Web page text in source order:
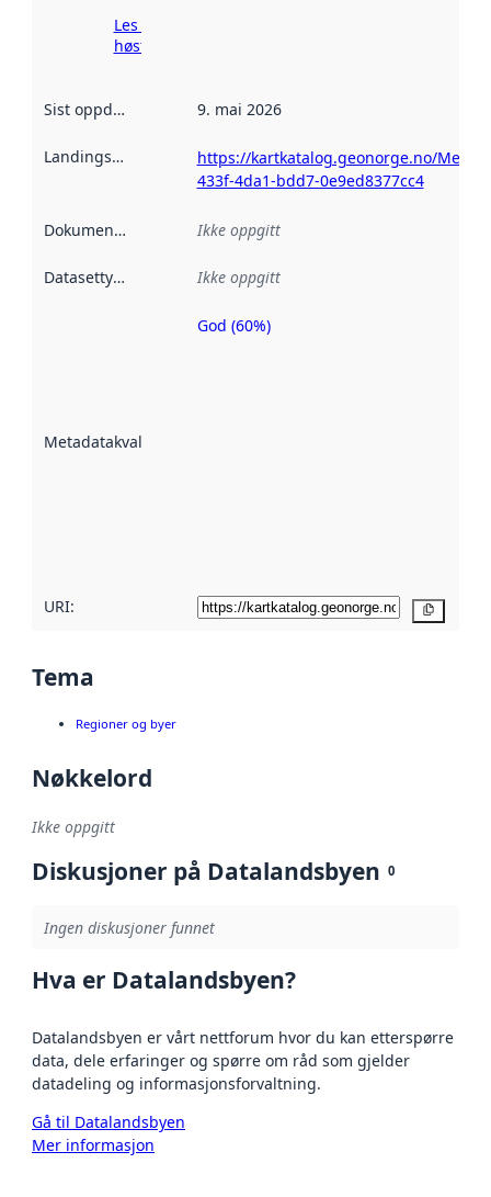
Les mer om
høsting her
Sist oppdatert 9. mai 2026
Landingsside
https://kartkatalog.geonorge.no/
433f-4da1-bdd7-0e9ed8377cc4
Dokumentasjon Ikke oppgitt
Datasettype Ikke oppgitt
Metadatakvalitet
Metadatakvalitet
God (60%)
URI:
Tema
Regioner og byer
Nøkkelord
Ikke oppgitt
Diskusjoner på Datalandsbyen 0
Ingen diskusjoner funnet
Hva er Datalandsbyen?
Datalandsbyen er vårt nettforum hvor du kan etterspørre
data, dele erfaringer og spørre om råd som gjelder
datadeling og informasjonsforvaltning.
Gå til Datalandsbyen
Mer informasjon